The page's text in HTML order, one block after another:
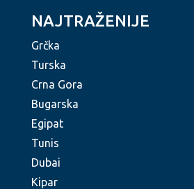
NAJTRAŽENIJE
Grčka
Turska
Crna Gora
Bugarska
Egipat
Tunis
Dubai
Kipar